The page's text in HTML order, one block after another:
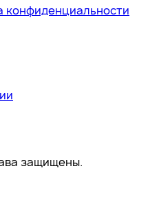
конфиденциальности
защищены.